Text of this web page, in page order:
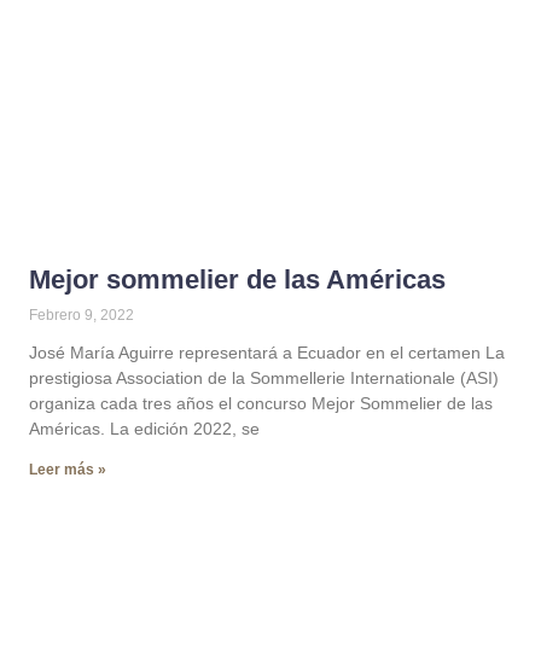
Mejor sommelier de las Américas
Febrero 9, 2022
José María Aguirre representará a Ecuador en el certamen La
prestigiosa Association de la Sommellerie Internationale (ASI)
organiza cada tres años el concurso Mejor Sommelier de las
Américas. La edición 2022, se
Leer más »